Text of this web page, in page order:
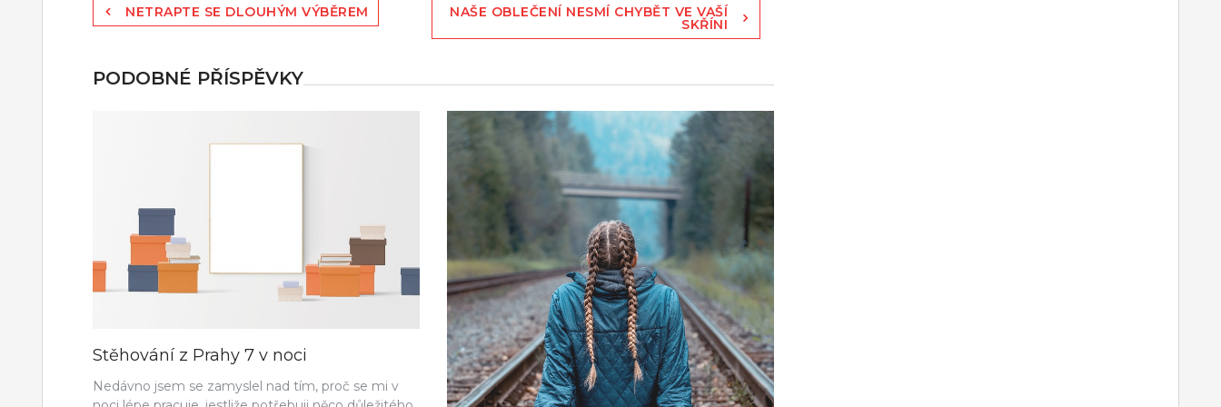
Navigace
příspěvek
NETRAPTE SE DLOUHÝM VÝBĚREM NAŠE OBLEČENÍ NESMÍ CHYBĚT VE VAŠÍ
SKŘÍNI
PODOBNÉ PŘÍSPĚVKY
Stěhování z Prahy 7 v noci
Nedávno jsem se zamyslel nad tím, proč se mi v